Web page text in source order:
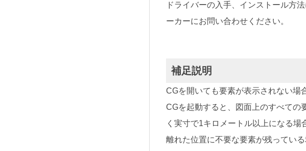
ドライバーの入手、インストール方
ーカーにお問い合わせください。
補足説明
CGを開いても要素が表示されない場
CGを起動すると、図面上のすべての
く実寸で1キロメートル以上になる場
離れた位置に不要な要素が残ってい